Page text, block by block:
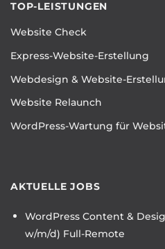
TOP-LEISTUNGEN
Website Check
Express-Website-Erstellung
Webdesign & Website-
Website Relaunch
WordPress-Wartung für
AKTUELLE JOBS
WordPress Content &
w/m/d) Full-Remote